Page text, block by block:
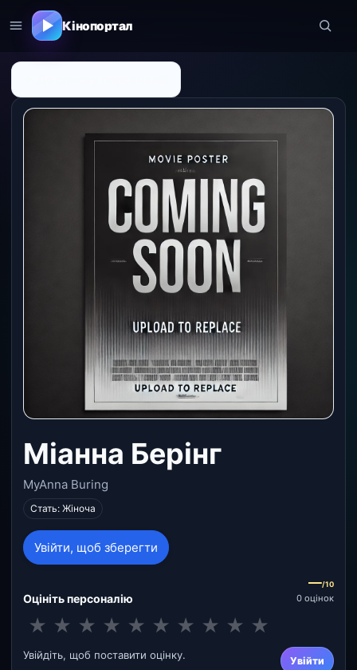
Кінопортал
Міанна Берінг
MyAnna Buring
Стать: Жіноча
Увійти, щоб зберегти
Оцініть персоналію
—/10
0 оцінок
★ ★ ★ ★ ★ ★ ★ ★ ★ ★
Увійдіть, щоб поставити оцінку. Увійти